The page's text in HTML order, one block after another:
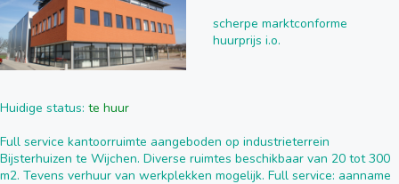
scherpe marktconforme
huurprijs i.o.
Huidige status: te huur
Full service kantoorruimte aangeboden op industrieterrein
Bijsterhuizen te Wijchen. Diverse ruimtes beschikbaar van 20 tot 300
m2. Tevens verhuur van werkplekken mogelijk. Full service: aanname